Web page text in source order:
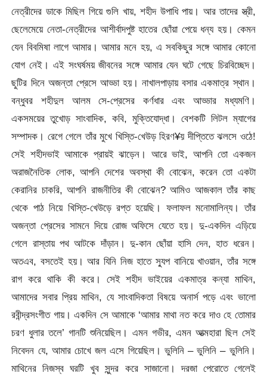
নেত্রীদের ডাকে মিছিল গিয়ে গুলি খায়, শহীদ উপাধি পায়। আর তাদের স্ত্রী,
ছেলেমেয়ে নেতা-নেত্রীদের আশীর্বাদপুষ্ট হাতের ছোঁয়া পেয়ে ধন্য হয়। কেমন
যেন বিবমিষা লাগে আমার। আমার মনে হয়, এ সবকিছুর সঙ্গে আমার কোনো
যোগ নেই। এই সংঘর্ষময় জীবনের সঙ্গে আমার যেন ঘটে গেছে চিরবিচ্ছেদ।
ছুটির দিনে অজন্তা প্রেসে আড্ডা হয়। নাখালপাড়ায় বসার একমাত্র স্থান।
বন্ধুবর শহীদুল আলম সে-প্রেসের কর্ণধার এবং আড্ডার মধ্যমণি।
একসময়ের তুখোড় সাংবাদিক, কবি, মুক্তিযোদ্ধা। বেশকটি লিটল ম্যাগের
সম্পাদক। রেগে গেলে তাঁর মুখে খিস্তি-খেউড় হিরণ¥য় দীপ্তিতে ঝলসে ওঠে!
সেই শহীদভাই আমাকে প্রায়ই ঝাড়েন। আরে ভাই, আপনি তো একজন
অরাজনৈতিক লোক, আপনি দেশের অবস্থা কী বোঝেন, করেন তো একটা
কেরানির চাকরি, আপনি রাজনীতির কী বোঝেন? আমিও আজকাল তাঁর কাছ
থেকে পাঠ নিয়ে খিস্তি-খেউড়ে রপ্ত হয়েছি। ফলাফল মনোমালিন্য। তাঁর
অজন্তা প্রেসের সামনে দিয়ে রোজ অফিসে যেতে হয়। দু-একদিন এড়িয়ে
গেলে রাস্তায় পথ আটকে দাঁড়ান। দু-কান ছোঁয়া হাসি দেন, হাত ধরেন।
অতএব, বসতেই হয়। আর যিনি নিজ হাতে স্যুপ বানিয়ে খাওয়ান, তাঁর সঙ্গে
রাগ করে থাকি কী করে। সেই শহীদ ভাইয়ের একমাত্র কন্যা মাথিন,
আমাদের সবার প্রিয় মাথিন, যে সাংবাদিকতা বিষয়ে অনার্স পড়ে এবং ভালো
রবীন্দ্রসংগীত গায়। একদিন সে আমাকে ‘আমার মাথা নত করে দাও হে তোমার
চরণ ধুলার তলে’ গানটি শুনিয়েছিল। এমন গভীর, এমন আত্মহারা ছিল সেই
নিবেদন যে, আমার চোখে জল এসে গিয়েছিল। ভুলিনি – ভুলিনি – ভুলিনি।
মাথিনের নিজস্ব ঘরটি খুব সুন্দর করে সাজানো। দরজা পেরোতে গেলেই